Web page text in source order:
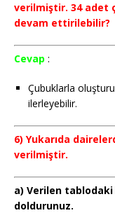
verilmiştir. 34 adet
devam ettirilebilir?
Cevap :
Çubuklarla
ilerleyebilir.
6) Yukarıda
verilmiştir.
a) Verilen
doldurunuz.